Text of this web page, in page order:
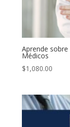
Aprende
Médicos
$1,080.00